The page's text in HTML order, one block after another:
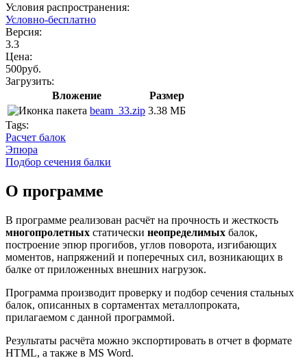
Условия распространения:
Условно-бесплатно
Версия:
3.3
Цена:
500руб.
Загрузить:
Вложение
Размер
beam_33.zip 3.38 МБ
Tags:
Расчет балок
Эпюра
Подбор сечения балки
О программе
В программе реализован расчёт на прочность и жесткость
многопролетных статически неопределимых балок,
построение эпюр прогибов, углов поворота, изгибающих
моментов, напряжений и поперечных сил, возникающих в
балке от приложенных внешних нагрузок.
Программа производит проверку и подбор сечения стальных
балок, описанных в сортаментах металлопроката,
прилагаемом с данной программой.
Результаты расчёта можно экспортировать в отчет в формате
HTML, а также в MS Word.